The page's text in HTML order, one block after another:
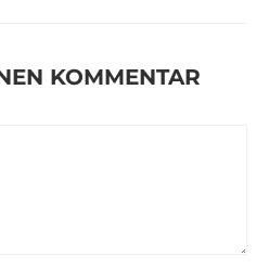
KOMMENTAR